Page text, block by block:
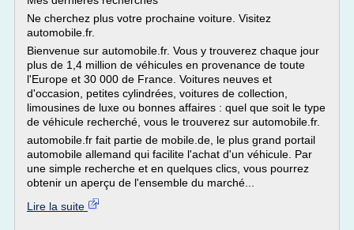
Ne cherchez plus votre prochaine voiture. Visitez
automobile.fr.
Bienvenue sur automobile.fr. Vous y trouverez chaque jour
plus de 1,4 million de véhicules en provenance de toute
l'Europe et 30 000 de France. Voitures neuves et
d'occasion, petites cylindrées, voitures de collection,
limousines de luxe ou bonnes affaires : quel que soit le type
de véhicule recherché, vous le trouverez sur automobile.fr.
automobile.fr fait partie de mobile.de, le plus grand portail
automobile allemand qui facilite l'achat d'un véhicule. Par
une simple recherche et en quelques clics, vous pourrez
obtenir un aperçu de l'ensemble du marché...
Lire la suite